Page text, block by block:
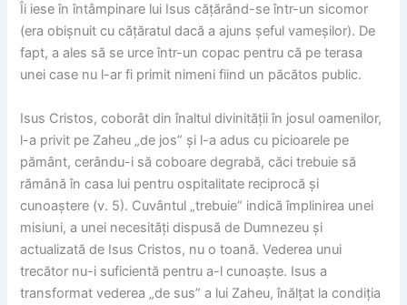
Îi iese în întâmpinare lui Isus cățărând-se într-un sicomor
(era obișnuit cu cățăratul dacă a ajuns șeful vameșilor). De
fapt, a ales să se urce într-un copac pentru că pe terasa
unei case nu l-ar fi primit nimeni fiind un păcătos public.
Isus Cristos, coborât din înaltul divinității în josul oamenilor,
l-a privit pe Zaheu „de jos” și l-a adus cu picioarele pe
pământ, cerându-i să coboare degrabă, căci trebuie să
rămână în casa lui pentru ospitalitate reciprocă și
cunoaștere (v. 5). Cuvântul „trebuie” indică împlinirea unei
misiuni, a unei necesități dispusă de Dumnezeu și
actualizată de Isus Cristos, nu o toană. Vederea unui
trecător nu-i suficientă pentru a-l cunoaște. Isus a
transformat vederea „de sus” a lui Zaheu, înălțat la condiția